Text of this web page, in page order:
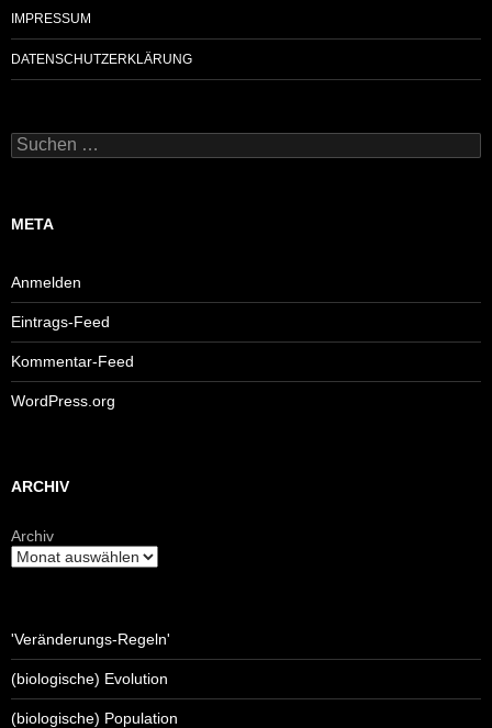
IMPRESSUM
DATENSCHUTZERKLÄRUNG
Suchen
nach:
META
Anmelden
Eintrags-Feed
Kommentar-Feed
WordPress.org
ARCHIV
Archiv
'Veränderungs-Regeln'
(biologische) Evolution
(biologische) Population